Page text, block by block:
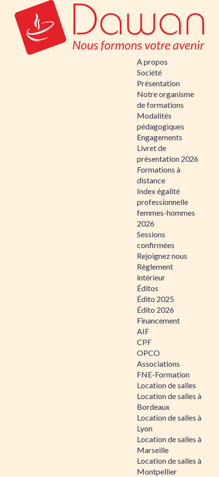
A propos
Société
Présentation
Notre organisme
de formations
Modalités
pédagogiques
Engagements
Livret de
présentation 2026
Formations à
distance
Index égalité
professionnelle
femmes-hommes
2026
Sessions
confirmées
Rejoignez nous
Règlement
intérieur
Éditos
Édito 2025
Édito 2026
Financement
AIF
CPF
OPCO
Associations
FNE-Formation
Location de salles
Location de salles à
Bordeaux
Location de salles à
Lyon
Location de salles à
Marseille
Location de salles à
Montpellier